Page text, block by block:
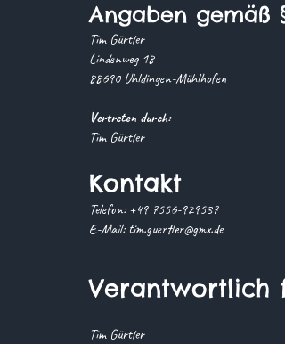
Angaben gemäß §
Tim Gürtler
Lindenweg 18
88690 Uhldingen-Mühlhofen
Vertreten durch:
Tim Gürtler
Kontakt
Telefon:+49 7556-929537
E-Mail: tim.guertler@gmx.de
Verantwortlich
Tim Gürtler